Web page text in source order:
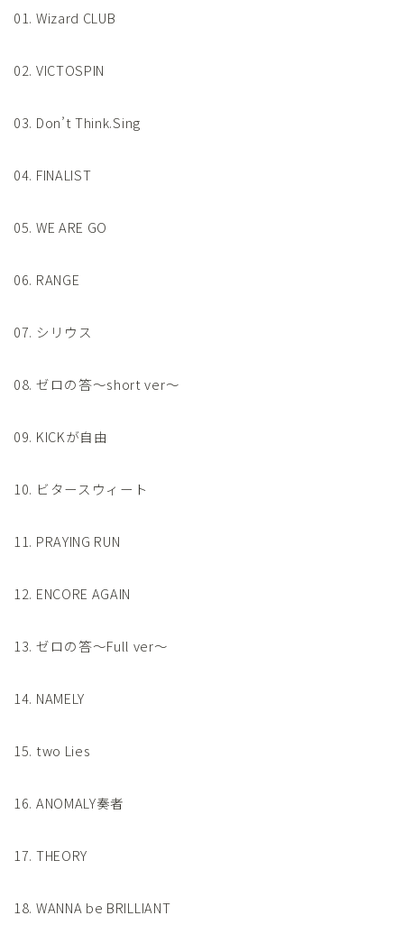
01. Wizard CLUB
02. VICTOSPIN
03. Don’t Think.Sing
04. FINALIST
05. WE ARE GO
06. RANGE
07. シリウス
08. ゼロの答～short ver～
09. KICKが自由
10. ビタースウィート
11. PRAYING RUN
12. ENCORE AGAIN
13. ゼロの答～Full ver～
14. NAMELY
15. two Lies
16. ANOMALY奏者
17. THEORY
18. WANNA be BRILLIANT